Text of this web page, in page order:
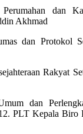
dan
Akhmad
dan Protokol
Rakyat
dan
PLT Kepala Biro